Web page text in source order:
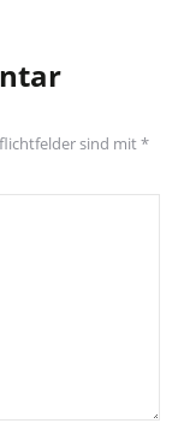
sind mit*